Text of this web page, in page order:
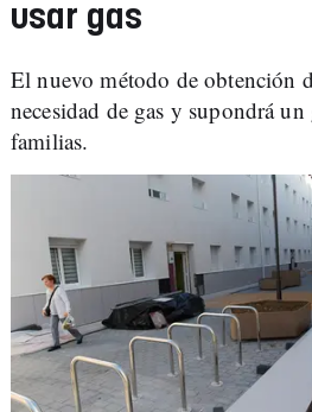
usar gas
El nuevo método de obtención
necesidad de gas y supondrá
familias.